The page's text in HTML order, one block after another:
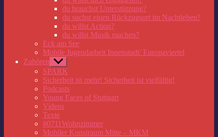
du brauchst Unterstützung?
du suchst einen Rückzugsort im Nachtleben?
du willst Action?
du willst Musik machen?
Eck am See
Mobile Jugendarbeit Innenstadt/ Europaviertel
Zuhören Untermenü
anzeigen
SPARK
Sicherheit ist mehr! Sicherheit ist vielfältig!
Podcasts
Young Faces of Stuttgart
Videos
Texte
#0711Wohnzimmer
Mobiler Kunstraum Mitte – MKM